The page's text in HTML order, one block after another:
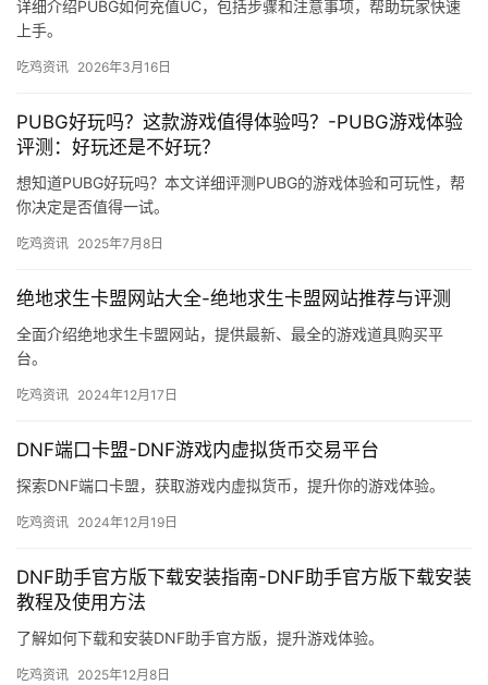
详细介绍PUBG如何充值UC，包括步骤和注意事项，帮助玩家快速
上手。
吃鸡资讯 2026年3月16日
PUBG好玩吗？这款游戏值得体验吗？-PUBG游戏体验
评测：好玩还是不好玩？
想知道PUBG好玩吗？本文详细评测PUBG的游戏体验和可玩性，帮
你决定是否值得一试。
吃鸡资讯 2025年7月8日
绝地求生卡盟网站大全-绝地求生卡盟网站推荐与评测
全面介绍绝地求生卡盟网站，提供最新、最全的游戏道具购买平
台。
吃鸡资讯 2024年12月17日
DNF端口卡盟-DNF游戏内虚拟货币交易平台
探索DNF端口卡盟，获取游戏内虚拟货币，提升你的游戏体验。
吃鸡资讯 2024年12月19日
DNF助手官方版下载安装指南-DNF助手官方版下载安装
教程及使用方法
了解如何下载和安装DNF助手官方版，提升游戏体验。
吃鸡资讯 2025年12月8日